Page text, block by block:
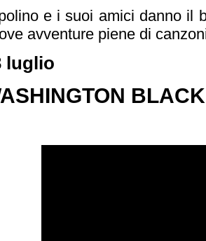
e i suoi amici danno il
avventure piene di
luglio
BLACK